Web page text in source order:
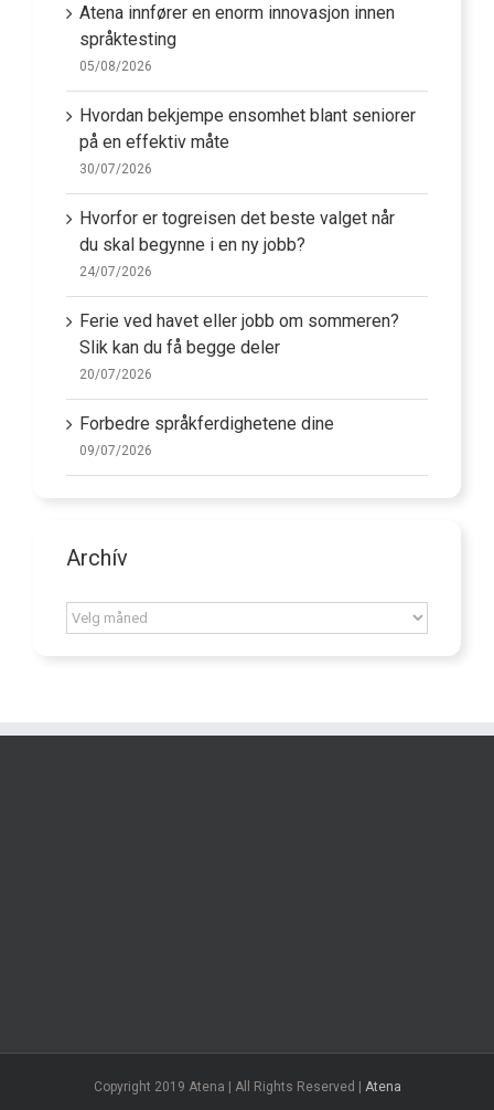
Atena innfører en enorm innovasjon innen
språktesting
05/08/2026
Hvordan bekjempe ensomhet blant seniorer
på en effektiv måte
30/07/2026
Hvorfor er togreisen det beste valget når
du skal begynne i en ny jobb?
24/07/2026
Ferie ved havet eller jobb om sommeren?
Slik kan du få begge deler
20/07/2026
Forbedre språkferdighetene dine
09/07/2026
Archív
Archív
Copyright 2019 Atena | All Rights Reserved | Atena